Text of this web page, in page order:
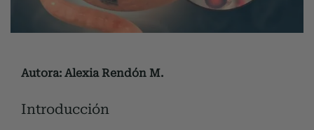
Autora: Alexia Rendón M.
Introducción